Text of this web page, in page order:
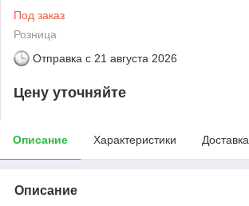
Под заказ
Розница
Отправка с 21 августа 2026
Цену уточняйте
Описание Характеристики Доставка
Описание